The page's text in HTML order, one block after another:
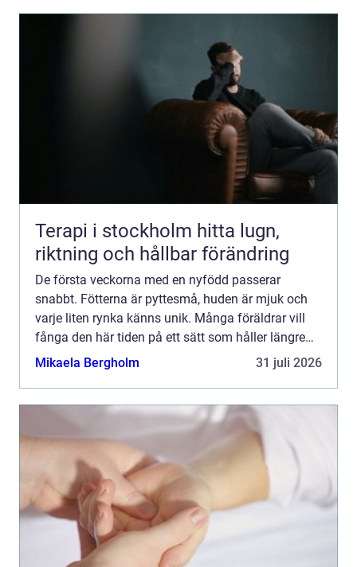
Terapi i stockholm hitta lugn,
riktning och hållbar förändring
De första veckorna med en nyfödd passerar
snabbt. Fötterna är pyttesmå, huden är mjuk och
varje liten rynka känns unik. Många föräldrar vill
fånga den här tiden på ett sätt som håller längre
än mobilbilder. Ett fotavtryck bebis blir då mer än
Mikaela Bergholm 31 juli 2026